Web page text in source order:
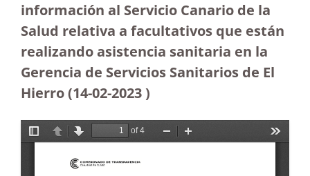
información al Servicio Canario de la
Salud relativa a facultativos que están
realizando asistencia sanitaria en la
Gerencia de Servicios Sanitarios de El
Hierro (14-02-2023 )